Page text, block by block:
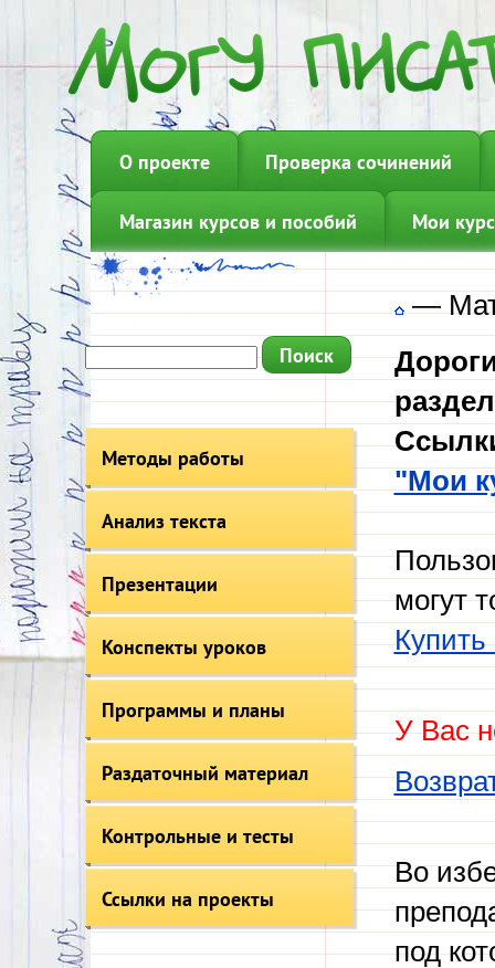
О проекте Проверка сочинений
Магазин курсов и пособий Мои
Методы работы
Анализ текста
Презентации
Конспекты уроков
Программы и планы
Раздаточный материал
Контрольные и тесты
Ссылки на проекты
—
"Мои
могут
Купить
У Вас
Во
под